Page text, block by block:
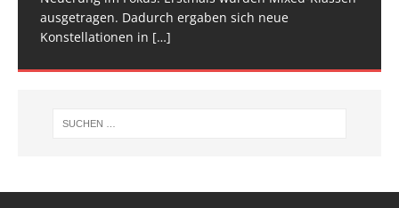
ausgetragen. Dadurch ergaben sich neue
Konstellationen in […]
Wettkampfwochenende: Am Samstag standen die
Deutschen[…]